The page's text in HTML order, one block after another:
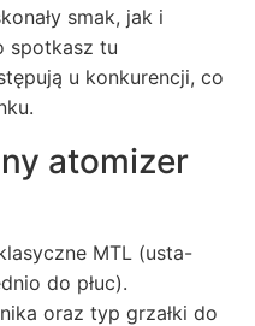
smak, jak i
spotkasz tu
u konkurencji, co
atomizer
MTL (usta-
do płuc).
oraz typ grzałki do